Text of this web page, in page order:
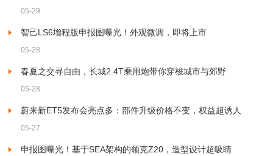
05-29
智己LS6增程版申报图曝光！外观微调，即将上市
05-28
春夏之交寻自由，长城2.4T乘用炮带你穿梭城市与郊野
05-28
蔚来新ET5发布会亮点多：部件升级价格不变，权益超诱人
05-27
申报图曝光！基于SEA架构的领克Z20，造型设计超吸睛